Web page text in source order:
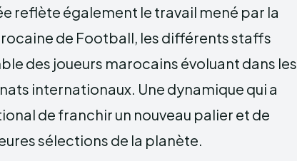
reflète également le travail mené par la
de Football, les différents staffs
des joueurs marocains évoluant dans les
internationaux. Une dynamique qui a
de franchir un nouveau palier et de
sélections de la planète.